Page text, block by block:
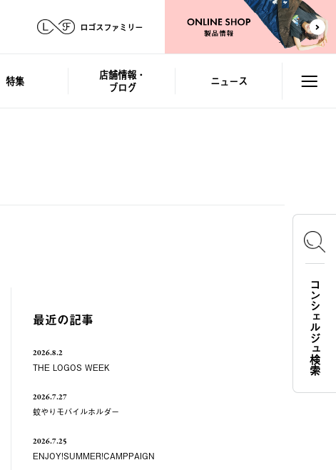
ロゴスファミリー
特集
店舗情報・
ブログ
ニュース
最近の記事
2026.8.2
THE LOGOS WEEK
2026.7.27
蚊やりモバイルホルダー
2026.7.25
ENJOY!SUMMER!CAMPPAIGN
コンシェルジュ検索